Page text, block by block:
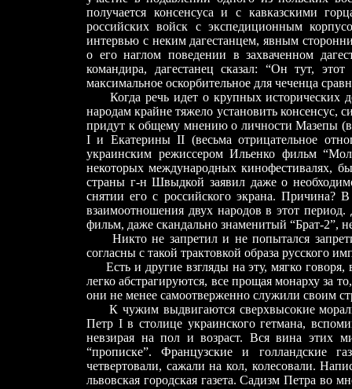
получается консенсуса и с кавказскими
российских войск с экспедиционным
интервью с неким дагестанцем, явным
о его наглом поведении в захваченном
командира, дагестанец сказал: “Он тут,
максимальное оскорбительное для чеченца
Когда речь идет о крупных исторических
народам крайне тяжело установить консенсус,
придут к общему мнению о личности Мазепы
I и Екатерины II (весьма отрицательное
украинским режиссером Ильенко фильм
некоторых международных кинофестивалях,
страны г-н Швыдкой заявил даже о
снятии его с российского экрана. Причина?
взаимоотношения двух народов в этот
фильм, даже скандально знаменитый “Брат-2”,
Никто не запретил и не попытался
согласны с такой трактовкой образа русского
Есть и другие взгляды на эту, мягко говоря,
легко абстрагируются, все прощая монарху за
они не менее самоотверженно служили своим
К чужим выдвигаются сверхвысокие
Петр I в столице украинского гетмана,
невзирая на пол и возраст. Вся вина этих
“прописке”. Французские и голландские
четвертовали, сажали на кол, колесовали.
львовская городская газета. Садизм Петра во